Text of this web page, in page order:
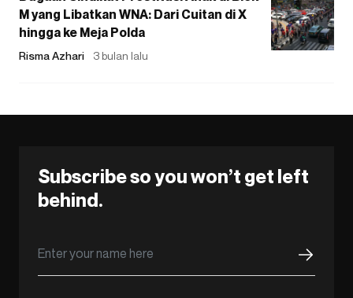
M yang Libatkan WNA: Dari Cuitan di X
hingga ke Meja Polda
Risma Azhari 3 bulan lalu
Subscribe so you won’t get left
behind.